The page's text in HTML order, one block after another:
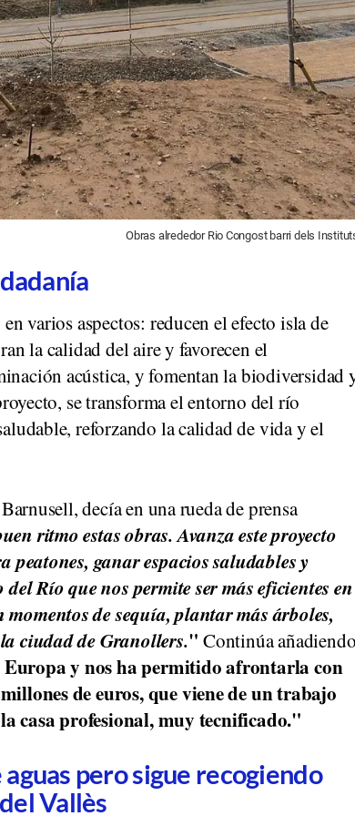
Obras alrededor Rio Congost barri dels
varios aspectos: reducen el efecto isla de
la calidad del aire y favorecen el
acústica, y fomentan la biodiversidad
se transforma el entorno del río
reforzando la calidad de vida y el
decía en una rueda de prensa
ritmo estas obras. Avanza este proyecto
ganar espacios saludables y
Río que nos permite ser más eficientes en
de sequía, plantar más árboles,
ciudad de Granollers."Continúa
y nos ha permitido afrontarla con
de euros, que viene de un trabajo
casa profesional, muy tecnificado."
pero sigue recogiendo
Vallès